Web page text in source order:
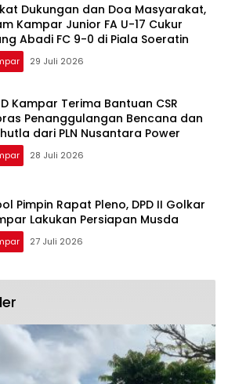
Dukungan dan Doa Masyarakat,
Kampar Junior FA U-17 Cukur
Abadi FC 9-0 di Piala Soeratin
29 Juli 2026
Kampar Terima Bantuan CSR
Penanggulangan Bencana dan
dari PLN Nusantara Power
28 Juli 2026
Pimpin Rapat Pleno, DPD II Golkar
Lakukan Persiapan Musda
27 Juli 2026